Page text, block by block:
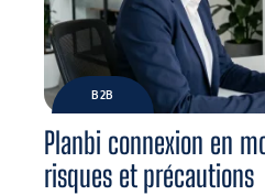
B2B
Planbi connexion en
risques et précautions